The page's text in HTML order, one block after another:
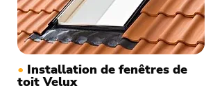
• Installation de fenêtres de
toit Velux